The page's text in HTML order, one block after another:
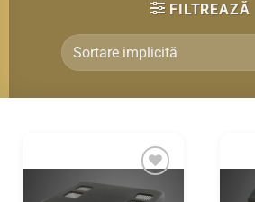
FILTREAZĂ
WISHLIST